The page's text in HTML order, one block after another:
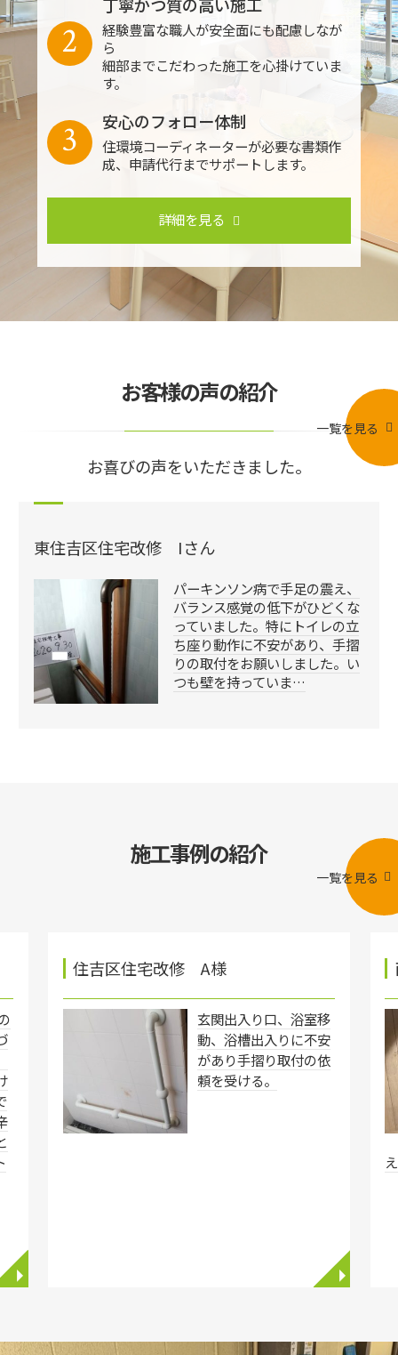
丁寧かつ質の高い施工
経験豊富な職人が安全面にも配慮しなが
ら
細部までこだわった施工を心掛けていま
す。
2
安心のフォロー体制
住環境コーディネーターが必要な書類作
成、申請代行までサポートします。
3
詳細を見る
お客様の声の紹介
お喜びの声をいただきました。
一覧を見る
東住吉区住宅改修 Iさん
パーキンソン病で手足の震え、
バランス感覚の低下がひどくな
っていました。特にトイレの立
ち座り動作に不安があり、手摺
りの取付をお願いしました。い
つも壁を持っていま…
施工事例の紹介
一覧を見る
◥
住吉区住宅改修 A様
玄関出入り口、浴室移
動、浴槽出入りに不安
があり手摺り取付の依
頼を受ける。
◥